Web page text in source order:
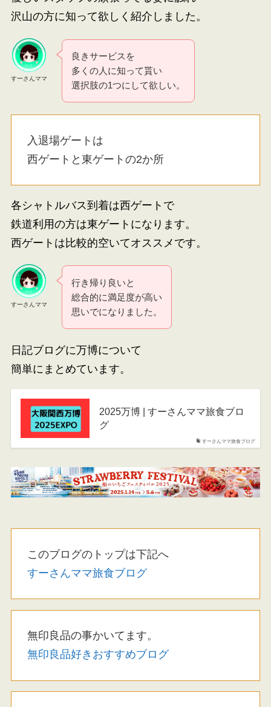
沢山の方に知って欲しく紹介しました。
すーさんママ
良きサービスを
多くの人に知って貰い
選択肢の1つにして欲しい。
入退場ゲートは
西ゲートと東ゲートの2か所
各シャトルバス到着は西ゲートで
鉄道利用の方は東ゲートになります。
西ゲートは比較的空いてオススメです。
すーさんママ
行き帰り良いと
総合的に満足度が高い
思いでになりました。
日記ブログに万博について
簡単にまとめています。
すーさんママ旅食ブログ
2025万博 | すーさんママ旅食ブロ
グ
このブログのトップは下記へ
すーさんママ旅食ブログ
無印良品の事かいてます。
無印良品好きおすすめブログ